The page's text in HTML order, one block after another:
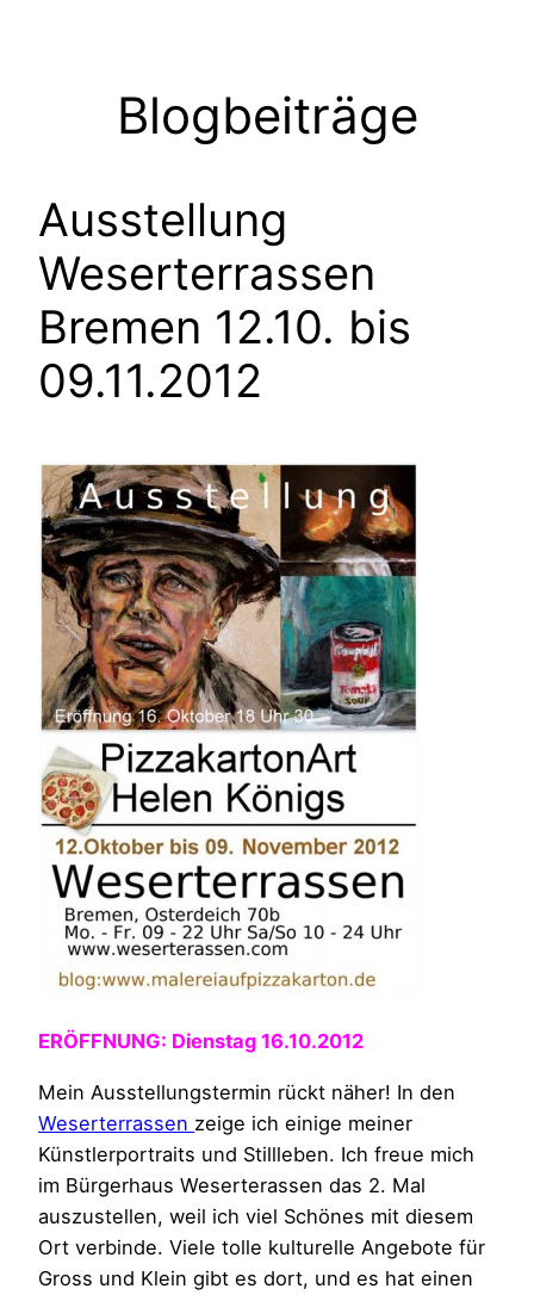
Blogbeiträge
Ausstellung
Weserterrassen
Bremen 12.10. bis
09.11.2012
ERÖFFNUNG: Dienstag 16.10.2012
Mein Ausstellungstermin rückt näher! In den
Weserterrassen zeige ich einige meiner
Künstlerportraits und Stillleben. Ich freue mich
im Bürgerhaus Weserterassen das 2. Mal
auszustellen, weil ich viel Schönes mit diesem
Ort verbinde. Viele tolle kulturelle Angebote für
Gross und Klein gibt es dort, und es hat einen